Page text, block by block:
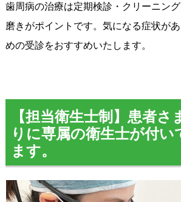
歯周病の治療は定期検診・クリーニン
磨きがポイントです。気になる症状が
めの受診をおすすめいたします。
【担当衛生士制】患者さ
りに専属の衛生士が付い
ます。